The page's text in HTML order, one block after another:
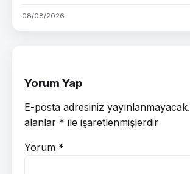
08/08/2026
Yorum Yap
E-posta adresiniz yayınlanmayacak.
alanlar * ile işaretlenmişlerdir
Yorum *